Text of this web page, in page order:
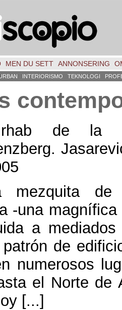
MEN DU SETT ANNONSERING
INTERIORISMO TEKNOLOGI
de la
mezquita de
-una
a
de
numerosos
el Norte de
[...]